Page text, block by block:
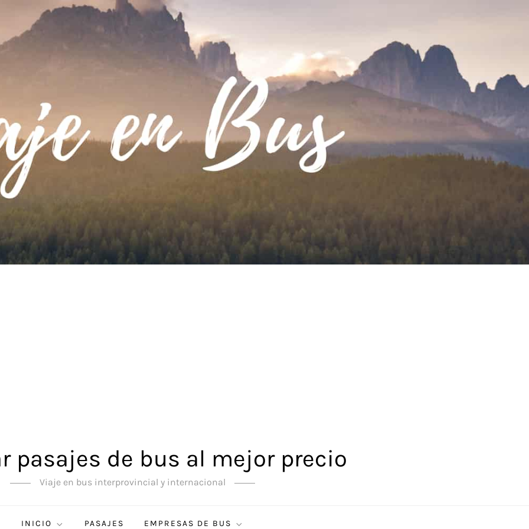
pasajes de bus al mejor precio
Viaje en bus interprovincial y internacional
INICIO PASAJES EMPRESAS DE BUS